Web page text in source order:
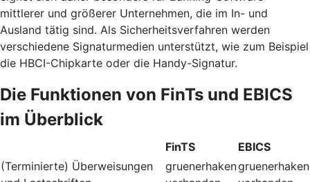
mittlerer und größerer Unternehmen, die im In- und
Ausland tätig sind. Als Sicherheitsverfahren werden
verschiedene Signaturmedien unterstützt, wie zum Beispiel
die HBCI-Chipkarte oder die Handy-Signatur.
Die Funktionen von FinTs und EBICS
im Überblick
FinTS
EBICS
(Terminierte) Überweisungen
gruenerhakengruenerhaken